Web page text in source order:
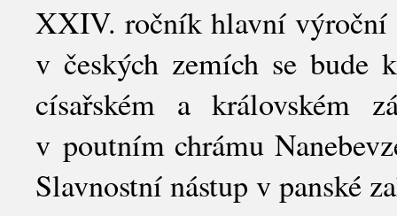
XXIV. ročník hlavní
v českých zemích se bude
císařském a královském
v poutním chrámu
Slavnostní nástup v panské